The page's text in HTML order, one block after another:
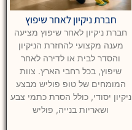
חברת ניקיון לאחר שיפוץ
חברת ניקיון לאחר שיפוץ מציעה
מענה מקצועי להחזרת הניקיון
והסדר לבית או לדירה לאחר
שיפוץ, בכל רחבי הארץ. צוות
המומחים של טופ פוליש מבצע
ניקיון יסודי, כולל הסרת כתמי צבע
ושאריות בנייה, פוליש